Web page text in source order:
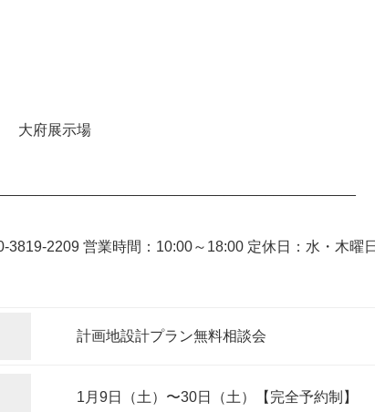
) 大府展示場
2209 営業時間：10:00～18:00 定休日：水・木曜
計画地設計プラン無料相談会
1月9日（土）〜30日（土）【完全予約制】